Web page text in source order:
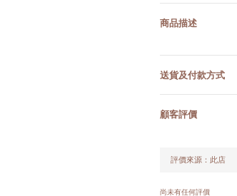
商品描述
送貨及付款方式
顧客評價
尚未有任何評價